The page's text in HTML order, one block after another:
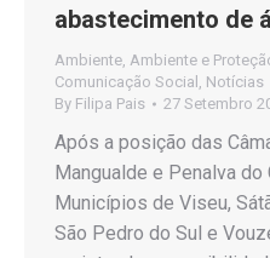
abastecimento de
Ambiente, Ambiente e
Comunicação Social , Notícias
By Filipa Pais 27 Setembro
Após a posição das
Mangualde e Penalva
Municípios de Viseu,
São Pedro do Sul e